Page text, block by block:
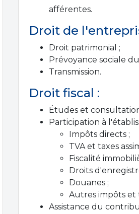
afférentes.
Droit de
Droit patrimonial ;
Prévoyance sociale
Transmission.
Droit fiscal :
Études et
Participation à
Impôts directs ;
TVA et taxes
Fiscalité
Droits
Douanes ;
Autres impôts et
Assistance du